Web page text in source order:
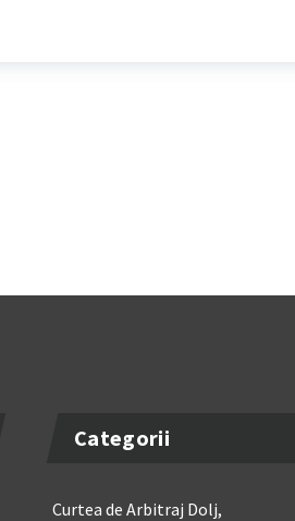
Categorii
Curtea de Arbitraj Dolj,